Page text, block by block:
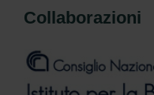
Collaborazioni